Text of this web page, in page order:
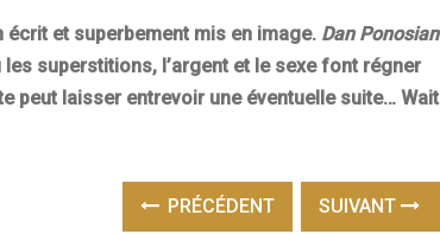
écrit et superbement mis en image. Dan Ponosian
superstitions, l’argent et le sexe font régner
peut laisser entrevoir une éventuelle suite… Wait
PRÉCÉDENT SUIVANT